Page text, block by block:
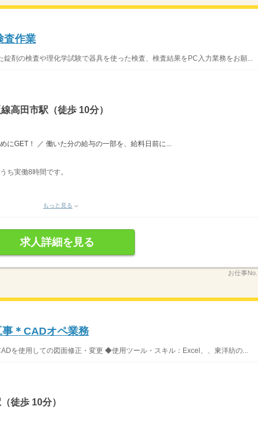
査作業
剤の検査や理化学試験で器具を使った検査、検査結果をPC入力業務をお願...
高田市駅（徒歩 10分）
にGET！ ／ 働いた分の給与の一部を、給料日前に...
ち実働8時間です。
もっと見る
求人詳細を見る
お仕事No.
事＊CADオペ業務
を使用しての図面修正・変更 ◆使用ツール・スキル：Excel、、東洋紡の...
徒歩 10分）